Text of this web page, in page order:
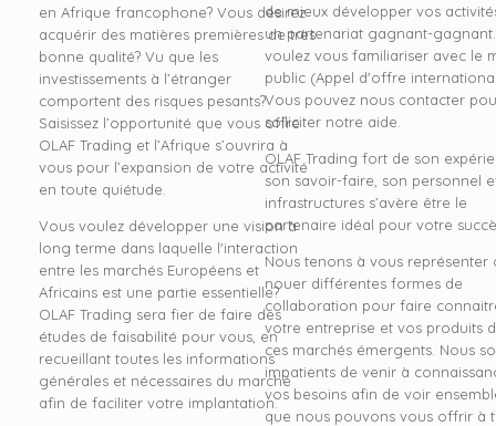
en Afrique francophone? Vous désirez
acquérir des matières premières de très
bonne qualité? Vu que les
investissements à l’étranger
comportent des risques pesants?
Saisissez l’opportunité que vous offre
OLAF Trading et l’Afrique s’ouvrira à
vous pour l’expansion de votre activité
en toute quiétude.
Vous voulez développer une vision à
long terme dans laquelle l'interaction
entre les marchés Européens et
Africains est une partie essentielle?
OLAF Trading sera fier de faire des
études de faisabilité pour vous, en
recueillant toutes les informations
générales et nécessaires du marché
afin de faciliter votre implantation.
de mieux développer vos
un partenariat gagnant-
voulez vous familiariser avec le
public (Appel d'offre
Vous pouvez nous contacter
solliciter notre aide.
OLAF Trading fort de son
son savoir-faire, son personnel
infrastructures s’avère être le
partenaire idéal pour votre
Nous tenons à vous représenter
nouer différentes formes de
collaboration pour faire
votre entreprise et vos produits
ces marchés émergents. Nous
impatients de venir à
vos besoins afin de voir
que nous pouvons vous offrir à